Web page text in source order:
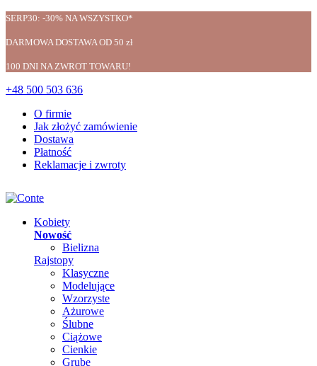
SERP30: -30% NA WSZYSTKO*
DARMOWA DOSTAWA OD 50 zł
100 DNI NA ZWROT TOWARU!
+48 500 503 636
O firmie
Jak złożyć zamówienie
Dostawa
Płatność
Reklamacje i zwroty
Kobiety
Nowość
Bielizna
Rajstopy
Klasyczne
Modelujące
Wzorzyste
Ażurowe
Ślubne
Ciążowe
Cienkie
Grube